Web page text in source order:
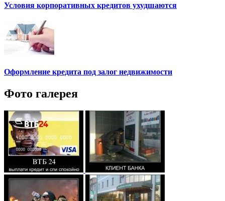
Условия корпоративных кредитов ухудшаются
Оформление кредита под залог недвижимости
Фото галерея